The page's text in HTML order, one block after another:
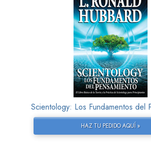
Scientology: Los Fundamentos del
HAZ TU PEDIDO AQUÍ »